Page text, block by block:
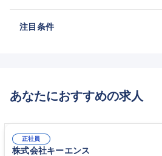
注目条件
あなたにおすすめの求人
正社員
株式会社キーエンス